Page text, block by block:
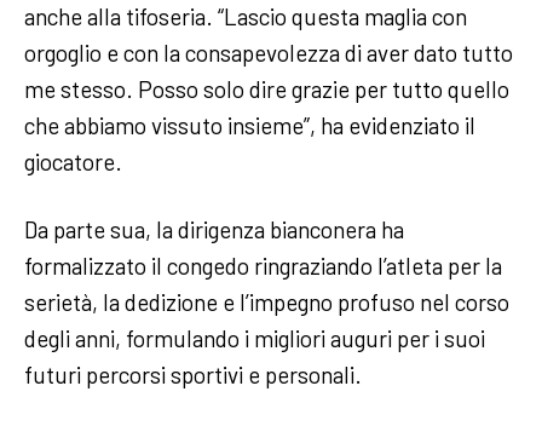
anche alla tifoseria. “Lascio questa maglia con
orgoglio e con la consapevolezza di aver dato tutto
me stesso. Posso solo dire grazie per tutto quello
che abbiamo vissuto insieme”, ha evidenziato il
giocatore.
Da parte sua, la dirigenza bianconera ha
formalizzato il congedo ringraziando l’atleta per la
serietà, la dedizione e l’impegno profuso nel corso
degli anni, formulando i migliori auguri per i suoi
futuri percorsi sportivi e personali.